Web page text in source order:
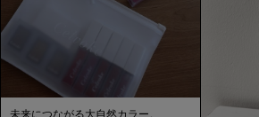
未来につながる大自然カラー。